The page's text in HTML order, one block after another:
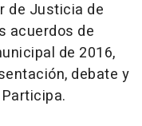
de Justicia de
acuerdos de
de 2016,
debate y